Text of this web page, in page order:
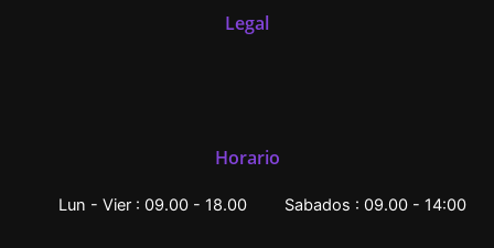
Legal
Horario
Lun - Vier : 09.00 - 18.00 Sabados : 09.00 - 14:00